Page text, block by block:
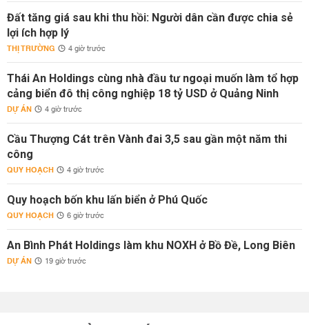
Đất tăng giá sau khi thu hồi: Người dân cần được chia sẻ
lợi ích hợp lý
THỊ TRƯỜNG 4 giờ trước
Thái An Holdings cùng nhà đầu tư ngoại muốn làm tổ hợp
cảng biển đô thị công nghiệp 18 tỷ USD ở Quảng Ninh
DỰ ÁN 4 giờ trước
Cầu Thượng Cát trên Vành đai 3,5 sau gần một năm thi
công
QUY HOẠCH 4 giờ trước
Quy hoạch bốn khu lấn biển ở Phú Quốc
QUY HOẠCH 6 giờ trước
An Bình Phát Holdings làm khu NOXH ở Bồ Đề, Long Biên
DỰ ÁN 19 giờ trước